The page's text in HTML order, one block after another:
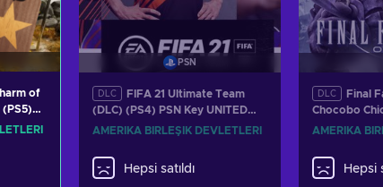
of
(PS5)
PSN
DLC
FIFA 21 Ultimate Team
(DLC) (PS4) PSN Key UNITED
STATES
AMERIKA BIRLEŞIK DEVLETLERI
Hepsi satıldı
DLC
Final
Chocobo
(PS5) PSN
Hepsi